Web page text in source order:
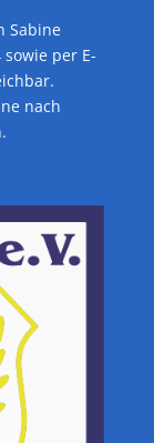
Sabine
per E-
nach